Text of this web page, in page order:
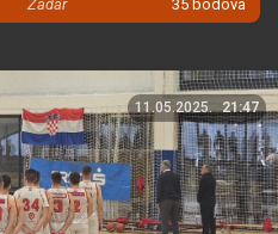
Zadar 35 bodova
11.05.2025. 21:47